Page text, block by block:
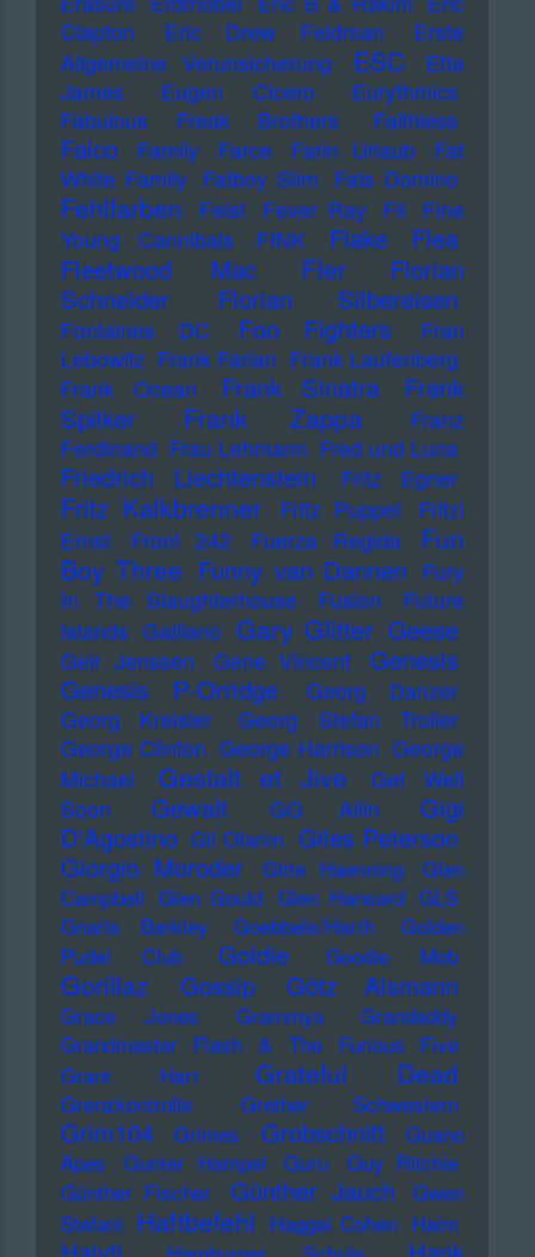
Clapton
Eric Drew Feldman
Erste
Allgemeine Verunsicherung
ESC
Etta
James
Eugen Cicero
Eurythmics
Fabulous Freak Brothers
Faithless
Falco Family Farce Farin Urlaub
Fat
White Family Fatboy Slim Fats Domino
Fehlfarben Feist Fever Ray Fil
Fine
Young Cannibals
FINK Flake
Flea
Fleetwood Mac
Fler
Florian
Schneider
Florian Silbereisen
Fontaines DC Foo Fighters
Fran
Lebowitz Frank Farian Frank Laufenberg
Frank Ocean
Frank Sinatra
Frank
Spilker
Frank Zappa
Franz
Ferdinand Frau Lehmann Fred und Luna
Friedrich Liechtenstein Fritz Egner
Fritz Kalkbrenner Fritz Puppel
Fritzi
Ernst
Front 242 Fuerza Regida
Fun
Boy Three Funny van Dannen Fury
In The Slaughterhouse
Fusion
Future
Islands Galliano Gary Glitter Geese
Geir Jenssen Gene Vincent
Genesis
Genesis P-Orridge
Georg Danzer
Georg Kreisler
Georg Stefan Troller
George Clinton George Harrison George
Michael
Gestalt et Jive
Get Well
Soon
Gewalt GG Allin
Gigi
D'Agostino Gil Ofarim Giles Peterson
Giorgio Moroder
Gitte Haenning
Glen
Campbell Glen Gould Glen Hansard GLS
Gnarls Barkley
Goebbels/Harth
Golden
Pudel Club
Goldie Goodie Mob
Gorillaz Gossip Götz Alsmann
Grace Jones Grammys
Grandaddy
Grandmaster Flash & The Furious Five
Grant Hart
Grateful Dead
Grenzkontrolle Grether Schwestern
Grim104 Grimes Grobschnitt
Guano
Apes
Gunter Hampel Guru
Guy Ritchie
Günther Fischer
Günther Jauch
Gwen
Stefani Haftbefehl Haggai Cohen Haim